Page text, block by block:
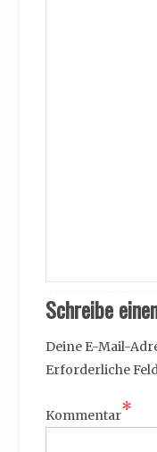
Schreibe
Deine E-Mail-
Erforderliche
Kommentar*